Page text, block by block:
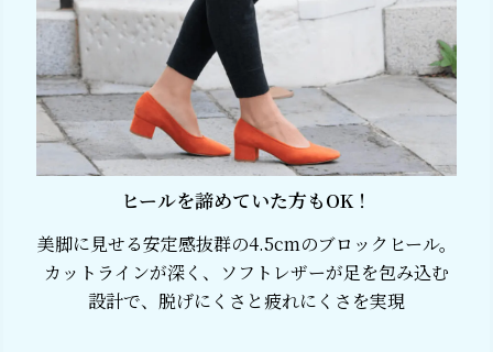
ヒールを諦めていた方もOK！
美脚に見せる安定感抜群の4.5cmのブロックヒール。
カットラインが深く、ソフトレザーが足を包み込む
設計で、 脱げにくさと疲れにくさを実現